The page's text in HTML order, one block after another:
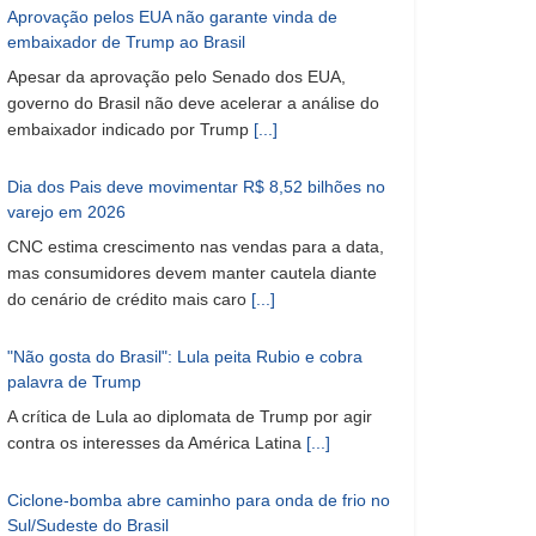
Aprovação pelos EUA não garante vinda de
embaixador de Trump ao Brasil
Apesar da aprovação pelo Senado dos EUA,
governo do Brasil não deve acelerar a análise do
embaixador indicado por Trump [...]
Dia dos Pais deve movimentar R$ 8,52 bilhões no
varejo em 2026
CNC estima crescimento nas vendas para a data,
mas consumidores devem manter cautela diante
do cenário de crédito mais caro [...]
"Não gosta do Brasil": Lula peita Rubio e cobra
palavra de Trump
A crítica de Lula ao diplomata de Trump por agir
contra os interesses da América Latina [...]
Ciclone-bomba abre caminho para onda de frio no
Sul/Sudeste do Brasil